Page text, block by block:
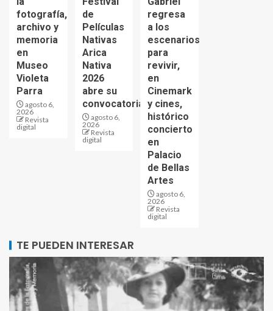
fotografía,
archivo y
memoria
en
Museo
Violeta
Parra
agosto 6,
2026
Revista
digital
de
Películas
Nativas
Arica
Nativa
2026
abre su
convocatoria
agosto 6,
2026
Revista
digital
regresa
a los
escenarios
para
revivir,
en
Cinemark
y cines,
histórico
concierto
en
Palacio
de Bellas
Artes
agosto 6,
2026
Revista
digital
TE PUEDEN INTERESAR